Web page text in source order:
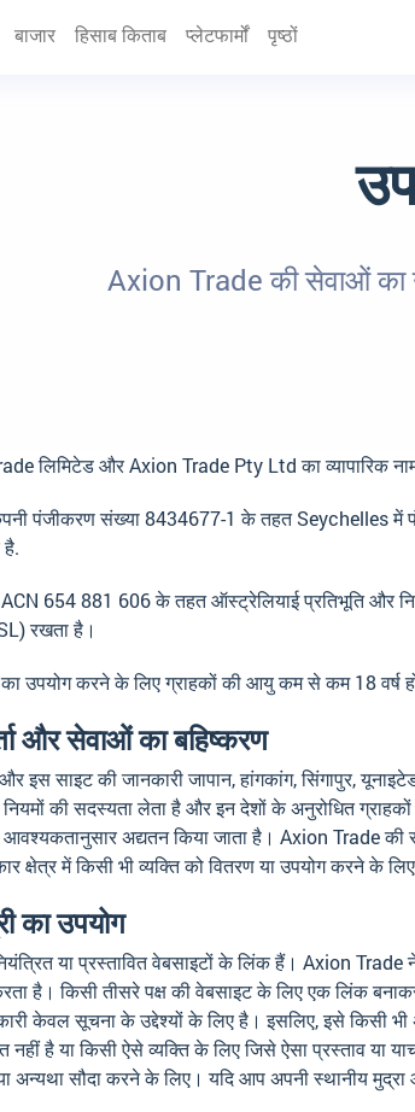
बाजार हिसाब किताब प्लेटफार्मों पृष्ठों
Axion Trade की सेवाओं का
लिमिटेड और Axion Trade Pty Ltd का व्यापारिक
पंजीकरण संख्या 8434677-1 के तहत Seychelles में
654 881 606 के तहत ऑस्ट्रेलियाई प्रतिभूति और
रखता है।
उपयोग करने के लिए ग्राहकों की आयु कम से कम 18 वर्ष
और सेवाओं का बहिष्करण
इस साइट की जानकारी जापान, हांगकांग, सिंगापुर,
नियमों की सदस्यता लेता है और इन देशों के अनुरोधित
अद्यतन किया जाता है। Axion Trade की
क्षेत्र में किसी भी व्यक्ति को वितरण या उपयोग करने के
का उपयोग
नियंत्रित या प्रस्तावित वेबसाइटों के लिंक हैं। Axion
है। किसी तीसरे पक्ष की वेबसाइट के लिए एक लिंक
केवल सूचना के उद्देश्यों के लिए है। इसलिए, इसे किसी भी
नहीं है या किसी ऐसे व्यक्ति के लिए जिसे ऐसा प्रस्ताव या
अन्यथा सौदा करने के लिए। यदि आप अपनी स्थानीय